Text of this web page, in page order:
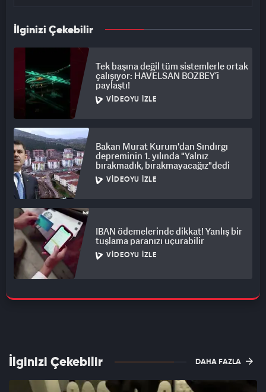
İlginizi Çekebilir
Tek başına değil tüm sistemlerle ortak
çalışıyor: HAVELSAN BOZBEY’i
paylaştı!
VIDEOYU İZLE
Bakan Murat Kurum'dan Sındırgı
depreminin 1. yılında "Yalnız
bırakmadık, bırakmayacağız"dedi
VIDEOYU İZLE
IBAN ödemelerinde dikkat! Yanlış bir
tuşlama paranızı uçurabilir
VIDEOYU İZLE
İlginizi Çekebilir DAHA FAZLA